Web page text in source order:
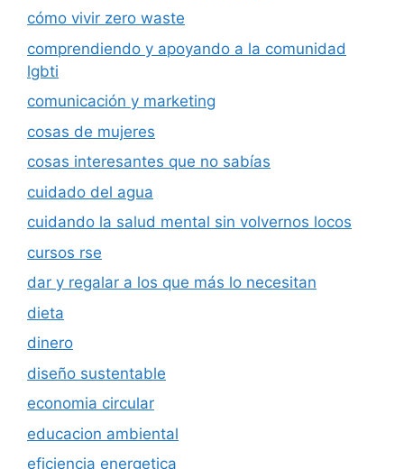
cómo vivir zero waste
comprendiendo y apoyando a la comunidad
lgbti
comunicación y marketing
cosas de mujeres
cosas interesantes que no sabías
cuidado del agua
cuidando la salud mental sin volvernos locos
cursos rse
dar y regalar a los que más lo necesitan
dieta
dinero
diseño sustentable
economia circular
educacion ambiental
eficiencia energetica